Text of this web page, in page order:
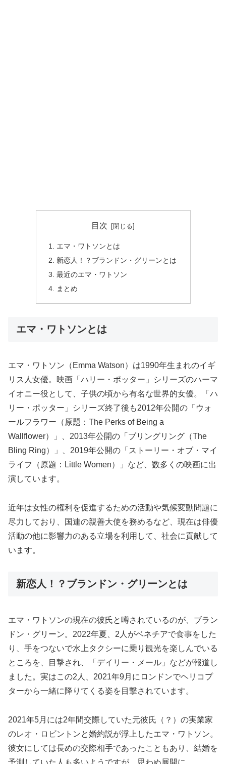
目次
エマ・ワトソンとは
新恋人！？ブランドン・グリーンとは
最近のエマ・ワトソン
まとめ
エマ・ワトソンとは
エマ・ワトソン（Emma Watson）は1990年生まれのイギ
リス人女優。映画「ハリー・ポッター」シリーズのハーマ
イオニー役として、子供の頃から有名な世界的女優。「ハ
リー・ポッター」シリーズ終了後も2012年公開の「ウォ
ールフラワー（原題：The Perks of Being a
Wallflower）」、2013年公開の「ブリングリング（The
Bling Ring）」、2019年公開の「ストーリー・オブ・マイ
ライフ（原題：Little Women）」など、数多くの映画に出
演しています。
近年は女性の権利を促進するための活動や気候変動問題に
尽力しており、国連の親善大使を務めるなど、現在は俳優
活動の他に影響力のある立場を利用して、社会に貢献して
います。
新恋人！？ブランドン・グリーンとは
エマ・ワトソンの現在の彼氏と噂されているのが、ブラン
ドン・グリーン。2022年夏、2人がベネチアで食事をした
り、手をつないで水上タクシーに乗り観光を楽しんでいる
ところを、目撃され、「デイリー・メール」などが報道し
ました。実はこの2人、2021年9月にロンドンでヘリコプ
ターから一緒に降りてくる姿を目撃されています。
2021年5月には2年間交際していた元彼氏（？）の実業家
のレオ・ロビントンと婚約説が浮上したエマ・ワトソン。
彼女にしては長めの交際相手であったこともあり、結婚を
予測していた人も多いようですが、思わぬ展開に。